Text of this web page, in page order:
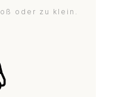
oder zu klein.